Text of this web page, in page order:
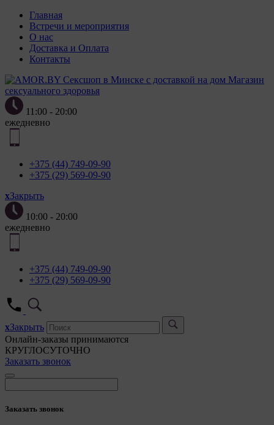
Главная
Встречи и мероприятия
О нас
Доставка и Оплата
Контакты
Магазин
сексуального здоровья
11:00 - 20:00
ежедневно
+375 (44) 749-09-90
+375 (29) 569-09-90
xЗакрыть
10:00 - 20:00
ежедневно
+375 (44) 749-09-90
+375 (29) 569-09-90
xЗакрыть
Онлайн-заказы принимаются
КРУГЛОСУТОЧНО
Заказать звонок
Заказать звонок